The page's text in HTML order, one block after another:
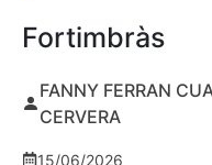
Fortimbràs
FANNY FERRAN
CERVERA
15/06/2026